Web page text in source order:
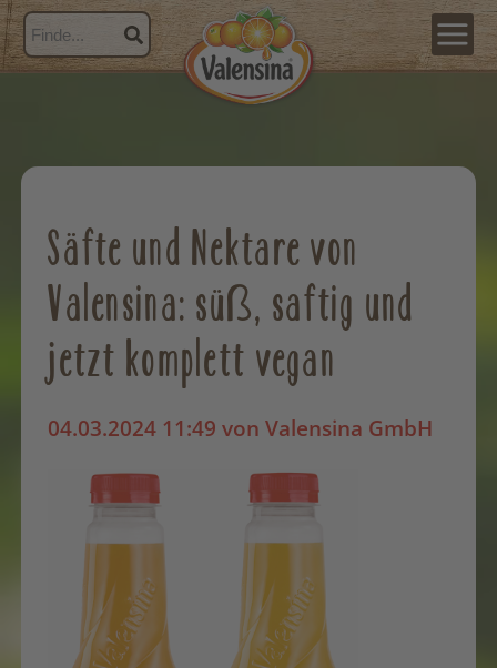
Säfte und Nektare von
Valensina: süß, saftig und
jetzt komplett vegan
04.03.2024 11:49 von Valensina GmbH